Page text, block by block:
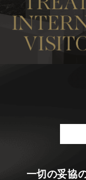
一切の妥協